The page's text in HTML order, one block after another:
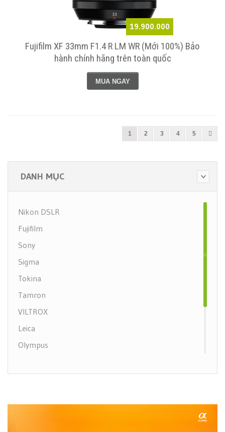
19.900.000
Fujifilm XF 33mm F1.4 R LM WR (Mới 100%) Bảo
hành chính hãng trên toàn quốc
MUA NGAY
1 2 3 4 5
DANH MỤC
Nikon DSLR
Fujifilm
Sony
Sigma
Tokina
Tamron
VILTROX
Leica
Olympus